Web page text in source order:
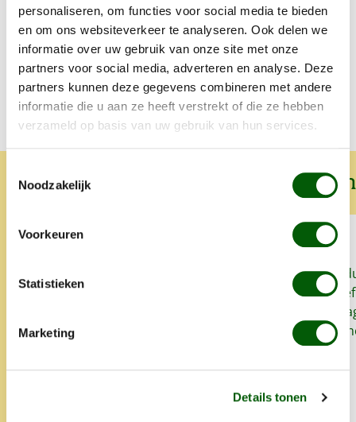
personaliseren, om functies voor social media te bieden
en om ons websiteverkeer te analyseren. Ook delen we
informatie over uw gebruik van onze site met onze
partners voor social media, adverteren en analyse. Deze
partners kunnen deze gegevens combineren met andere
informatie die u aan ze heeft verstrekt of die ze hebben
verzameld op basis van uw gebruik van hun services.
Noodzakelijk
Voorkeuren
Statistieken
Marketing
Details tonen
Voedingstabel
Wat onze klanten over ons zeggen
onze honden heeft onze
last meer van allergieën en
Altijd snelle levering en heel
Snel, goed
het lekker.
zo'n klein
super. Alles is
opgegeten.